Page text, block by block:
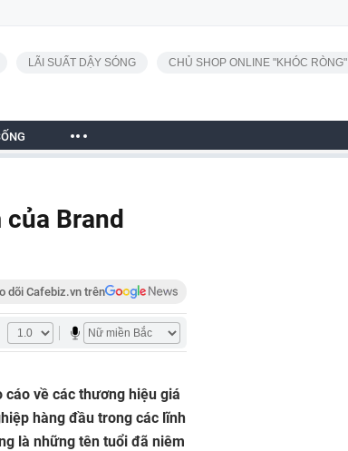
LÃI SUẤT DẬY SÓNG CHỦ SHOP ONLINE "KHÓC RÒNG"
Brand
dõi Cafebiz.vn trên
về các thương hiệu giá
hàng đầu trong các lĩnh
là những tên tuổi đã niêm